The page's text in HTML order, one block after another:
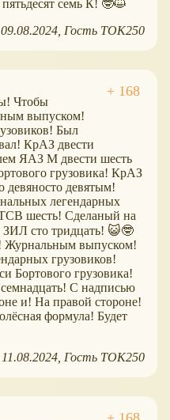
семь К! 🤓😺
09.08.2024 Гость ТОК250
Чтобы
выпуском!
Был
КрАЗ двести
ЯАЗ М двести шесть
грузовика! КрАЗ
девяносто девятым!
легендарных
ТСВ шесть! Сделаный на
ЗИЛ сто тридцать! 😺🤓
Журнальным выпуском!
грузовиков!
Бортового грузовика!
С надписью
и! На правой стороне!
формула! Будет
11.08.2024 Гость ТОК250